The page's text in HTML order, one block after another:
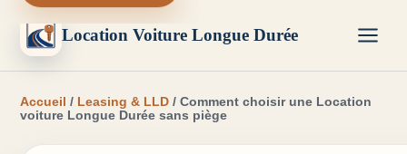
Location Voiture Longue Durée
Accueil / Leasing & LLD / Comment choisir une Location
voiture Longue Durée sans piège